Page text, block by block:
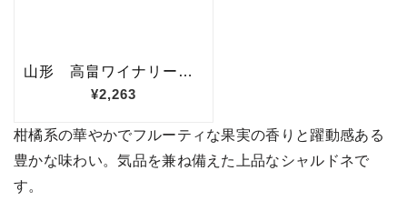
柑橘系の華やかでフルーティな果実の香りと躍動感ある
豊かな味わい。気品を兼ね備えた上品なシャルドネで
す。